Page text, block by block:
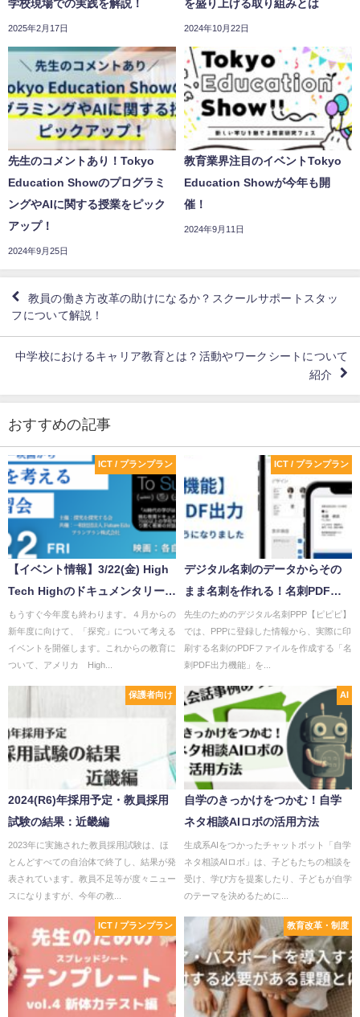
学校現場での実践を解説！
2025年2月17日
を盛り上げる取り組みとは
2024年10月22日
先生のコメントあり！Tokyo
Education Showのプログラミ
ングやAIに関する授業をピック
アップ！
2024年9月25日
教育業界注目のイベントTokyo
Education Showが今年も開
催！
2024年9月11日
教員の働き方改革の助けになるか？スクールサポートスタッ
フについて解説！
中学校におけるキャリア教育とは？活動やワークシートについて
紹介
おすすめの記事
ICT / プランプラン
【イベント情報】3/22(金) High
Tech Highのドキュメンタリー映
画から『探究』を考える 対話
学習会
もうすぐ今年度も終わります。４月からの
新年度に向けて、「探究」について考える
イベントを開催します。これからの教育に
ついて、アメリカ High...
ICT / プランプラン
デジタル名刺のデータからその
まま名刺を作れる！名刺PDF出
力機能リリース！
先生のためのデジタル名刺PPP【ピピピ】
では、PPPに登録した情報から、実際に印
刷する名刺のPDFファイルを作成する「名
刺PDF出力機能」を...
保護者向け
2024(R6)年採用予定・教員採用
試験の結果：近畿編
2023年に実施された教員採用試験は、ほ
とんどすべての自治体で終了し、結果が発
表されています。教員不足等が度々ニュー
スになりますが、今年の教...
AI
自学のきっかけをつかむ！自学
ネタ相談AIロボの活用方法
生成系AIをつかったチャットボット「自学
ネタ相談AIロボ」は、子どもたちの相談を
受け、学び方を提案したり、子どもが自学
のテーマを決めるために...
ICT / プランプラン 教育改革・制度